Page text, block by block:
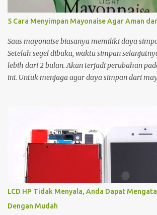
5 Cara Menyimpan Mayonaise Agar Aman
Saus mayonaise biasanya memiliki daya
Setelah segel dibuka, waktu simpan
lebih dari 2 bulan. Akan terjadi perubahan
ini. Untuk menjaga agar daya simpan dari
yang mudah mengalami kerusakan. Seperti
lemon. Bahan-bahan tersebut sangat mudah
jamur. Oleh karena itu, dalam proses
harus menempatkan mayonaise ini ke tempat
Kamu bisa menggunakan toples, atau wadah
penutup yang rapat. Wadah yang kedap
membatasi tumbuhnya bakteri dan jamur.
akan lebih tahan lama. Gunakan Sendok yang
LCD HP Tidak Menyala, Anda Dapat
Dengan Mudah